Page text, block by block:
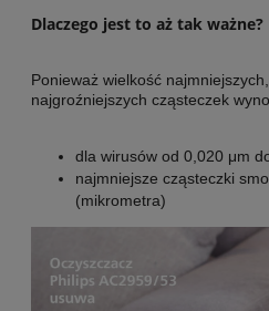
Dlaczego jest to aż tak ważne?
Ponieważ wielkość
najgroźniejszych cząsteczek
dla wirusów od 0,020 μm
najmniejsze cząsteczki
(mikrometra)